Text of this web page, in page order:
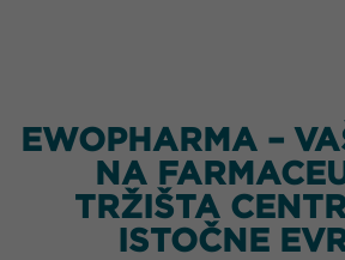
EWOPHARMA –
NA
TRŽIŠTA
ISTOČNE